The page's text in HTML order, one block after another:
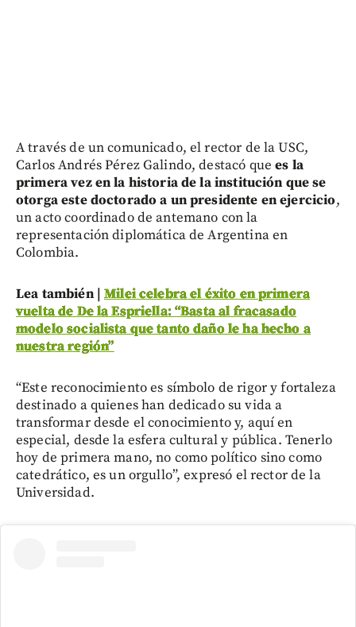
A través de un comunicado, el rector de la USC,
Carlos Andrés Pérez Galindo, destacó que es la
primera vez en la historia de la institución que se
otorga este doctorado a un presidente en ejercicio,
un acto coordinado de antemano con la
representación diplomática de Argentina en
Colombia.
Lea también |Milei celebra el éxito en primera
vuelta de De la Espriella: “Basta al fracasado
modelo socialista que tanto daño le ha hecho a
nuestra región”
“Este reconocimiento es símbolo de rigor y fortaleza
destinado a quienes han dedicado su vida a
transformar desde el conocimiento y, aquí en
especial, desde la esfera cultural y pública. Tenerlo
hoy de primera mano, no como político sino como
catedrático, es un orgullo”, expresó el rector de la
Universidad.